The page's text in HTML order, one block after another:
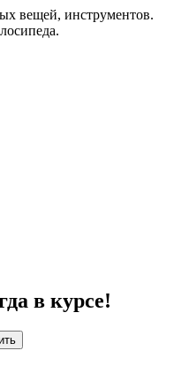
вещей, инструментов.
в курсе!